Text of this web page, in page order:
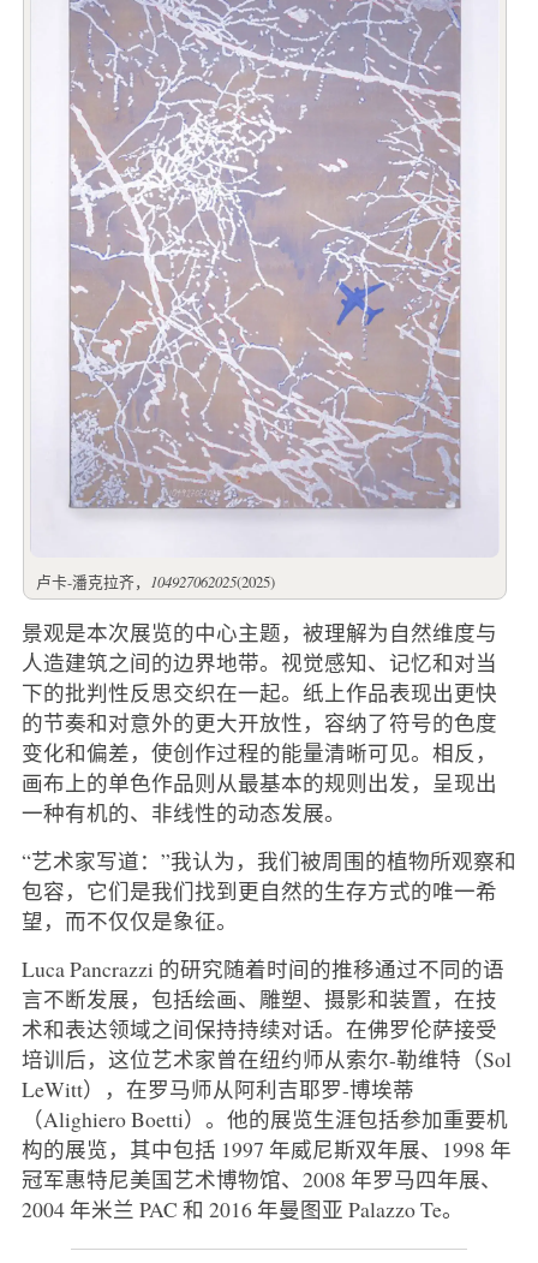
卢卡-潘克拉齐， 104927062025(2025)
景观是本次展览的中心主题，被理解为自然维度与
人造建筑之间的边界地带。视觉感知、记忆和对当
下的批判性反思交织在一起。纸上作品表现出更快
的节奏和对意外的更大开放性，容纳了符号的色度
变化和偏差，使创作过程的能量清晰可见。相反，
画布上的单色作品则从最基本的规则出发，呈现出
一种有机的、非线性的动态发展。
“艺术家写道：”我认为，我们被周围的植物所观察和
包容，它们是我们找到更自然的生存方式的唯一希
望，而不仅仅是象征。
Luca Pancrazzi 的研究随着时间的推移通过不同的语
言不断发展，包括绘画、雕塑、摄影和装置，在技
术和表达领域之间保持持续对话。在佛罗伦萨接受
培训后，这位艺术家曾在纽约师从索尔-勒维特（Sol
LeWitt），在罗马师从阿利吉耶罗-博埃蒂
（Alighiero Boetti）。他的展览生涯包括参加重要机
构的展览，其中包括 1997 年威尼斯双年展、1998 年
冠军惠特尼美国艺术博物馆、2008 年罗马四年展、
2004 年米兰 PAC 和 2016 年曼图亚 Palazzo Te。